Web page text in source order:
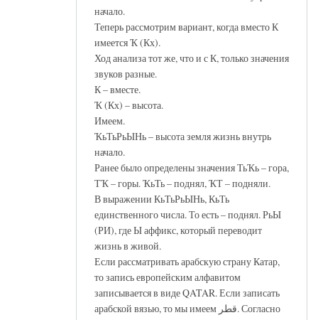
начало.
Теперь рассмотрим вариант, когда вместо К
имеется Ҡ (Кх).
Ход анализа тот же, что и с К, только значения
звуков разные.
К – вместе.
Ҡ (Кх) – высота.
Имеем.
ҠьТьРьЫНь – высота земля жизнь внутрь
начало.
Ранее было определены значения ТьҠь – гора,
ТҠ – горы. ҠьТь – поднял, ҠТ – подняли.
В выражении КьТьРьЫНь, КьТь
единственного числа. То есть – поднял. РьЫ
(РИ), где Ы аффикс, который переводит
жизнь в живой.
Если рассматривать арабскую страну Катар,
то запись европейским алфавитом
записывается в виде QATAR. Если записать
арабской вязью, то мы имеем قطر. Согласно